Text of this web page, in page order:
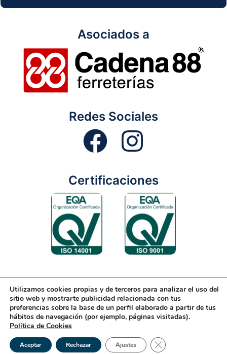
Asociados a
Redes Sociales
Certificaciones
Aviso Legal Condiciones Generales
Diseño Web
Política de Cookies
Política de Gestión
Política de Privacidad
© 2026 Rondón | Todos los derechos reservados
Utilizamos cookies propias y de terceros para analizar el uso del
sitio web y mostrarte publicidad relacionada con tus
preferencias sobre la base de un perfil elaborado a partir de tus
hábitos de navegación (por ejemplo, páginas visitadas).
Política de Cookies
Aceptar Rechazar Ajustes Cerrar el banner de